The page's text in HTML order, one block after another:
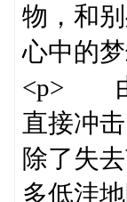
物，和
心中的
<p> 由
直接冲
除了失
多低洼